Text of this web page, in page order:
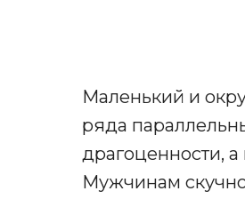
Маленький и
ряда
драгоценности,
Мужчинам